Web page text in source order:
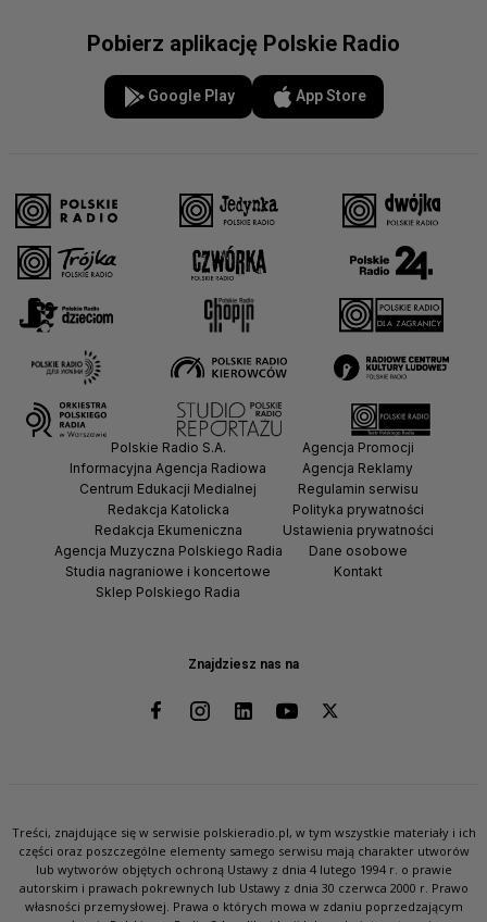
Pobierz aplikację Polskie Radio
Google Play App Store
Znajdziesz nas na
Polskie Radio S.A.
Informacyjna Agencja Radiowa
Centrum Edukacji Medialnej
Redakcja Katolicka
Redakcja Ekumeniczna
Agencja Muzyczna Polskiego Radia
Studia nagraniowe i koncertowe
Sklep Polskiego Radia
Agencja Promocji
Agencja Reklamy
Regulamin serwisu
Polityka prywatności
Ustawienia prywatności
Dane osobowe
Kontakt
Treści, znajdujące się w serwisie polskieradio.pl, w tym wszystkie materiały i ich
części oraz poszczególne elementy samego serwisu mają charakter utworów
lub wytworów objętych ochroną Ustawy z dnia 4 lutego 1994 r. o prawie
autorskim i prawach pokrewnych lub Ustawy z dnia 30 czerwca 2000 r. Prawo
własności przemysłowej. Prawa o których mowa w zdaniu poprzedzającym